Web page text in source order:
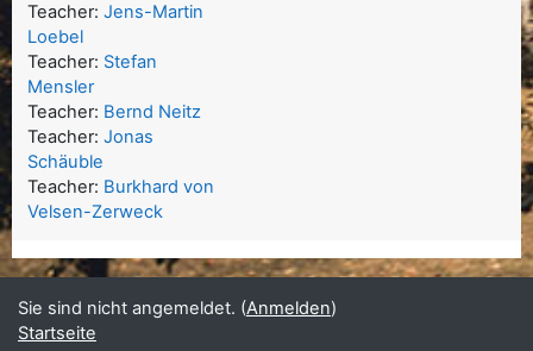
Teacher: Jens-Martin
Loebel
Teacher: Stefan
Mensler
Teacher: Bernd Neitz
Teacher: Jonas
Schäuble
Teacher: Burkhard von
Velsen-Zerweck
Sie sind nicht angemeldet. (Anmelden)
Startseite